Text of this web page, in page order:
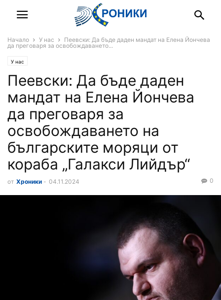
Начало У нас
Пеевски: Да бъде даден мандат на Елена Йончева
да преговаря за освобождаването...
У нас
Пеевски: Да бъде даден
мандат на Елена Йончева
да преговаря за
освобождаването на
българските моряци от
кораба „Галакси Лийдър“
от Хроники - 04.11.2024 0